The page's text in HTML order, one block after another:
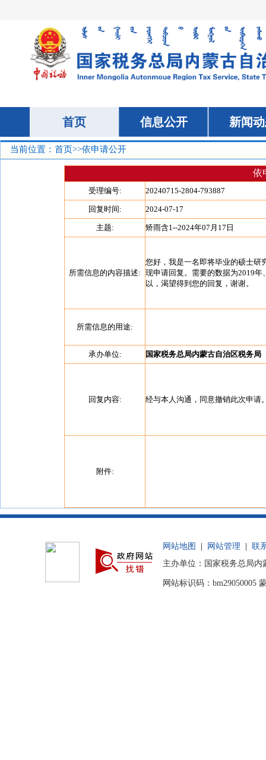
当前位置： 首页>>依申请公开
依
受理编号: 20240715-2804-793887
回复时间: 2024-07-17
主题: 矫雨含1--2024年07月17日
所需信息的内容描述:
您好，我是一名即将毕业的硕士研
现申请回复。需要的数据为2019
以，渴望得到您的回复，谢谢。
所需信息的用途:
承办单位: 国家税务总局内蒙古自治区税务局
回复内容: 经与本人沟通，同意撤销此次申请
附件: